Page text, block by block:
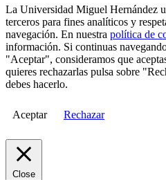
La Universidad Miguel Hernández
terceros para fines analíticos y
navegación. En nuestra política de
información. Si continuas
"Aceptar", consideramos que
quieres rechazarlas pulsa sobre
debes hacerlo.
Aceptar Rechazar
Close